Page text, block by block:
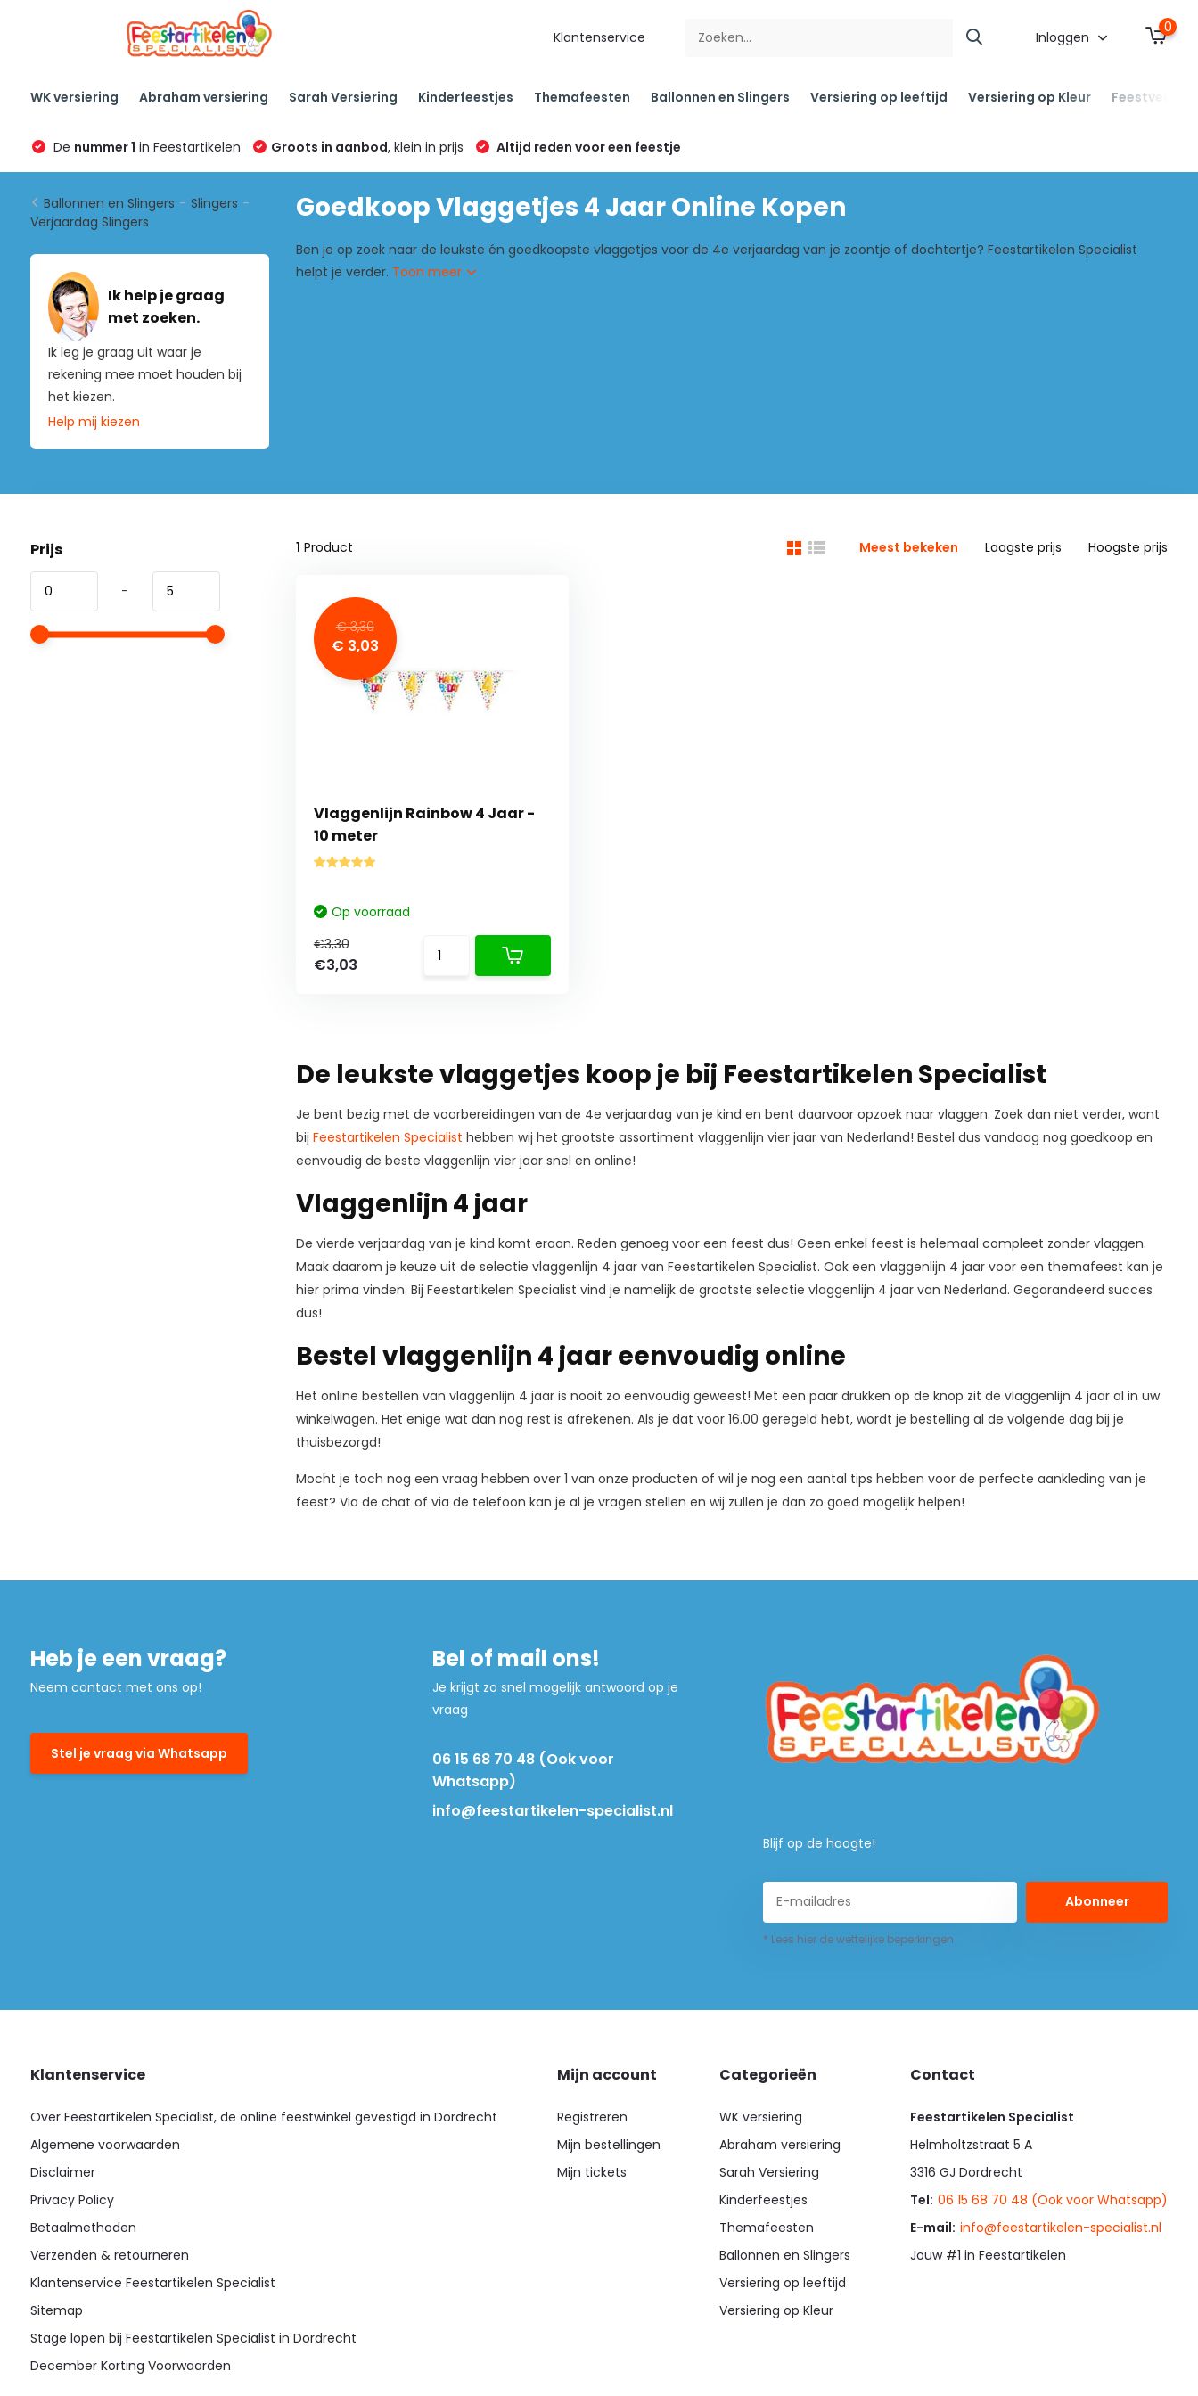
Klantenservice Inloggen
0
WK versiering Abraham versiering Sarah Versiering Kinderfeestjes Themafeesten Ballonnen en Slingers Versiering op leeftijd Versiering op Kleur
De nummer 1 in Feestartikelen Groots in aanbod, klein in prijs Altijd reden voor een feestje
Ballonnen en Slingers - Slingers -
Verjaardag Slingers
Ik help je graag
met zoeken.
Ik leg je graag uit waar je
rekening mee moet houden bij
het kiezen.
Help mij kiezen
Goedkoop Vlaggetjes 4 Jaar Online Kopen
Ben je op zoek naar de leukste én goedkoopste vlaggetjes voor de 4e verjaardag van je zoontje of dochtertje? Feestartikelen Specialist
helpt je verder. Toon meer
Prijs
-
1 Product Meest bekeken Laagste prijs Hoogste prijs
€ 3,30
€ 3,03
Vlaggenlijn Rainbow 4 Jaar -
10 meter
Op voorraad
€3,30
€3,03
De leukste vlaggetjes koop je bij Feestartikelen Specialist
Je bent bezig met de voorbereidingen van de 4e verjaardag van je kind en bent daarvoor opzoek naar vlaggen. Zoek dan niet verder, want
bij Feestartikelen Specialist hebben wij het grootste assortiment vlaggenlijn vier jaar van Nederland! Bestel dus vandaag nog goedkoop en
eenvoudig de beste vlaggenlijn vier jaar snel en online!
Vlaggenlijn 4 jaar
De vierde verjaardag van je kind komt eraan. Reden genoeg voor een feest dus! Geen enkel feest is helemaal compleet zonder vlaggen.
Maak daarom je keuze uit de selectie vlaggenlijn 4 jaar van Feestartikelen Specialist. Ook een vlaggenlijn 4 jaar voor een themafeest kan je
hier prima vinden. Bij Feestartikelen Specialist vind je namelijk de grootste selectie vlaggenlijn 4 jaar van Nederland. Gegarandeerd succes
dus!
Bestel vlaggenlijn 4 jaar eenvoudig online
Het online bestellen van vlaggenlijn 4 jaar is nooit zo eenvoudig geweest! Met een paar drukken op de knop zit de vlaggenlijn 4 jaar al in uw
winkelwagen. Het enige wat dan nog rest is afrekenen. Als je dat voor 16.00 geregeld hebt, wordt je bestelling al de volgende dag bij je
thuisbezorgd!
Mocht je toch nog een vraag hebben over 1 van onze producten of wil je nog een aantal tips hebben voor de perfecte aankleding van je
feest? Via de chat of via de telefoon kan je al je vragen stellen en wij zullen je dan zo goed mogelijk helpen!
Heb je een vraag?
Neem contact met ons op!
Stel je vraag via Whatsapp
Bel of mail ons!
Je krijgt zo snel mogelijk antwoord op je
vraag
06 15 68 70 48 (Ook voor
Whatsapp)
info@feestartikelen-specialist.nl
Blijf op de hoogte!
Abonneer
* Lees hier de wettelijke beperkingen
Klantenservice
Over Feestartikelen Specialist, de online feestwinkel gevestigd in Dordrecht
Algemene voorwaarden
Disclaimer
Privacy Policy
Betaalmethoden
Verzenden & retourneren
Klantenservice Feestartikelen Specialist
Sitemap
Stage lopen bij Feestartikelen Specialist in Dordrecht
December Korting Voorwaarden
Mijn account
Registreren
Mijn bestellingen
Mijn tickets
Categorieën
WK versiering
Abraham versiering
Sarah Versiering
Kinderfeestjes
Themafeesten
Ballonnen en Slingers
Versiering op leeftijd
Versiering op Kleur
Contact
Feestartikelen Specialist
Helmholtzstraat 5 A
3316 GJ Dordrecht
Tel: 06 15 68 70 48 (Ook voor Whatsapp)
E-mail: info@feestartikelen-specialist.nl
Jouw #1 in Feestartikelen